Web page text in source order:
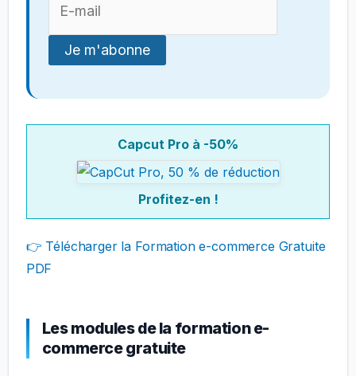
Capcut Pro à -50%
Profitez-en !
👉 Télécharger la Formation e-commerce Gratuite
PDF
Les modules de la formation e-
commerce gratuite